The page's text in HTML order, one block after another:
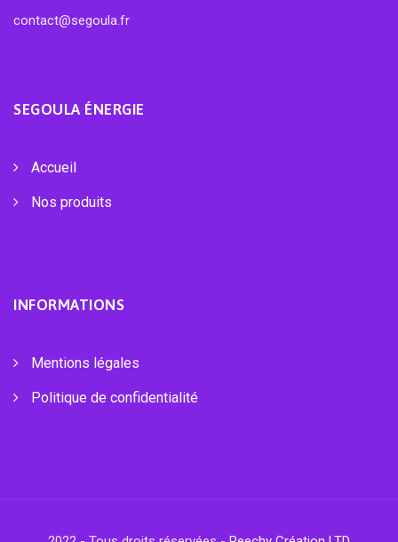
contact@segoula.fr
SEGOULA ÉNERGIE
Accueil
Nos produits
INFORMATIONS
Mentions légales
Politique de confidentialité